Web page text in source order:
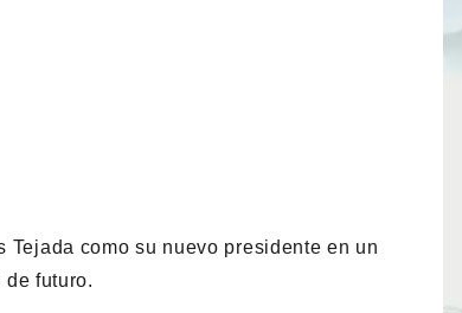
como su nuevo presidente en un
futuro.